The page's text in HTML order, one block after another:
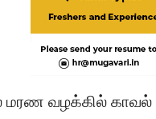
மரண வழக்கில்